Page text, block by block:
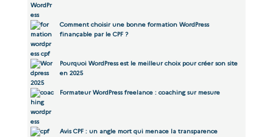
Comment choisir une bonne formation WordPress
finançable par le CPF ?
Pourquoi WordPress est le meilleur choix pour créer son site
en 2025
Formateur WordPress freelance : coaching sur mesure
Avis CPF : un angle mort qui menace la transparence